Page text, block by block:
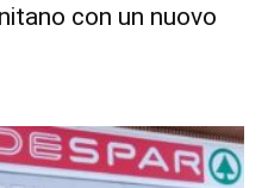
con un nuovo